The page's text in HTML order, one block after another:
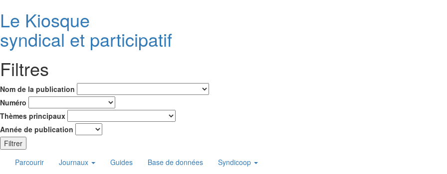
Le Kiosque
syndical et participatif
Filtres
Nom de la publication
Numéro
Thèmes principaux
Année de publication
Filtrer
Parcourir
Journaux Guides Base de données
Syndicoop